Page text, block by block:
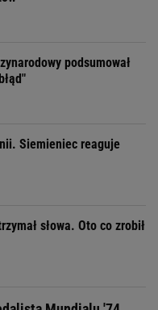
podsumował
Siemieniec reaguje
słowa. Oto co zrobił